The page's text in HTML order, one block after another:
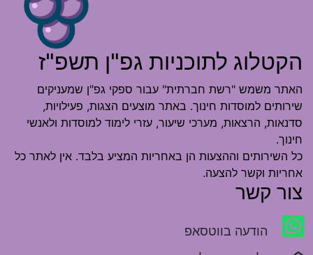
הקטלוג לתוכניות גפ"ן תשפ"ז
האתר משמש "רשת חברתית" עבור ספקי גפ"ן שמעניקים
שירותים למוסדות חינוך. באתר מוצעים הצגות, פעילויות,
סדנאות, הרצאות, מערכי שיעור, עזרי לימוד למוסדות ולאנשי
חינוך.
כל השירותים וההצעות הן באחריות המציע בלבד. אין לאתר כל
אחריות וקשר להצעה.
צור קשר
הודעה בווטסאפ